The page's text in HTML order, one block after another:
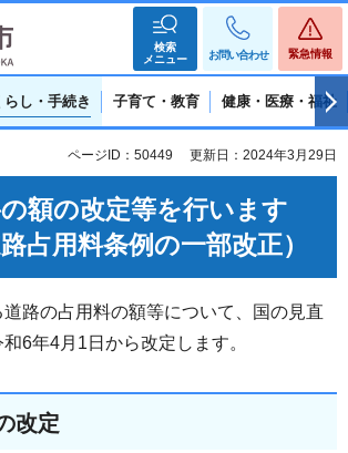
検索
メニュー
お問い合わせ 緊急情報
らし・手続き 子育て・教育 健康・医療・福祉
ページID：50449 更新日：2024年3月29日
額の改定等を行います
占用料条例の一部改正）
路の占用料の額等について、国の見直
6年4月1日から改定します。
改定